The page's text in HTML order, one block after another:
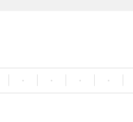
・ ・ ・ ・